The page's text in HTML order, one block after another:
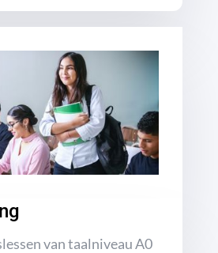
van taalniveau A0